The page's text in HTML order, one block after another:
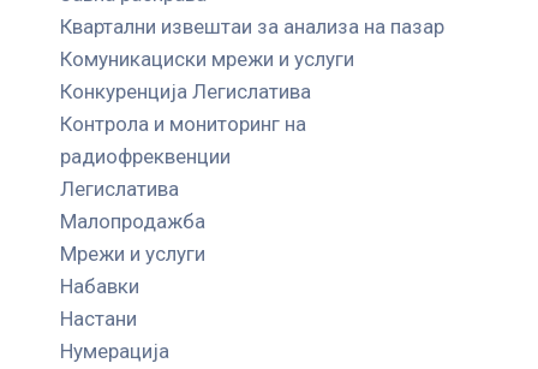
Квартални извештаи за анализа на пазар
Комуникациски мрежи и услуги
Конкуренција Легислатива
Контрола и мониторинг на
радиофреквенции
Легислатива
Малопродажба
Мрежи и услуги
Набавки
Настани
Нумерација